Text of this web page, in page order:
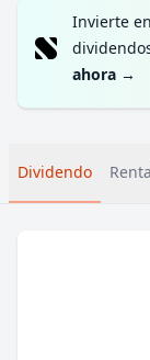
Invierte
ahora →
Dividendo